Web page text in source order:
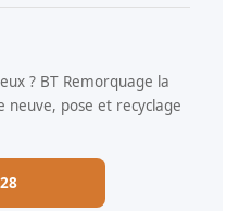
? BT Remorquage la
neuve, pose et recyclage